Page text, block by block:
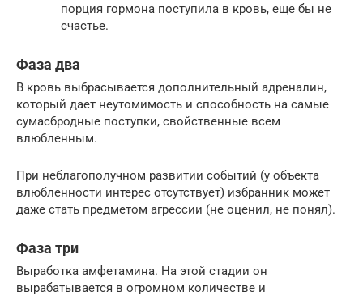
порция гормона поступила в кровь, еще бы не
счастье.
Фаза два
В кровь выбрасывается дополнительный адреналин,
который дает неутомимость и способность на самые
сумасбродные поступки, свойственные всем
влюбленным.
При неблагополучном развитии событий (у объекта
влюбленности интерес отсутствует) избранник может
даже стать предметом агрессии (не оценил, не понял).
Фаза три
Выработка амфетамина. На этой стадии он
вырабатывается в огромном количестве и